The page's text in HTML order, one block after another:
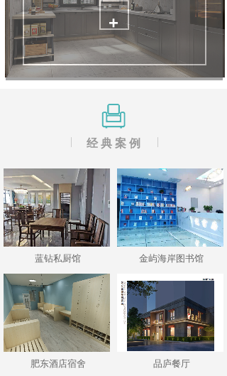
+
经 典 案 例
蓝钻私厨馆 金屿海岸图书馆
肥东酒店宿舍 品庐餐厅